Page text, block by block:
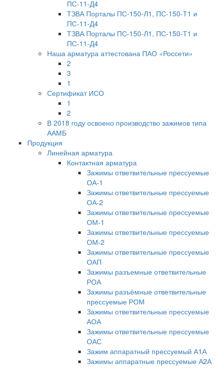
ПС-11-Д4
ТЗВА Порталы ПС-150-Л1, ПС-150-Т1 и
ПС-11-Д4
ТЗВА Порталы ПС-150-Л1, ПС-150-Т1 и
ПС-11-Д4
Наша арматура аттестована ПАО «Россети»
2
3
1
Сертификат ИСО
1
2
В 2018 году освоено производство зажимов типа
ААМБ
Продукция
Линейная арматура
Контактная арматура
Зажимы ответвительные прессуемые
ОА-1
Зажимы ответвительные прессуемые
ОА-2
Зажимы ответвительные прессуемые
ОМ-1
Зажимы ответвительные прессуемые
ОМ-2
Зажимы ответвительные прессуемые
ОАП
Зажимы разъемные ответвительные
РОА
Зажимы разъёмные ответвительные
прессуемые РОМ
Зажимы ответвительные прессуемые
АОА
Зажимы ответвительные прессуемые
ОАС
Зажим аппаратный прессуемый А1А
Зажимы аппаратные прессуемые А2А